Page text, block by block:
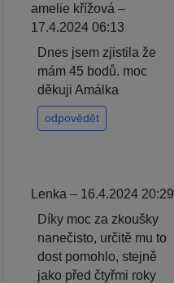
amelie křížová –
17.4.2024 06:13
Dnes jsem zjistila že
mám 45 bodů. moc
děkuji Amálka
odpovědět
Lenka – 16.4.2024 20:29
Díky moc za zkoušky
nanečisto, určitě mu to
dost pomohlo, stejně
jako před čtyřmi roky